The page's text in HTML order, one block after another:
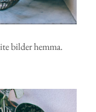
bilder hemma.